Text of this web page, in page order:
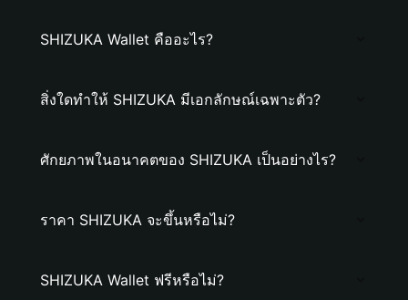
SHIZUKA Wallet คืออะไร?
สิ่งใดทำให้ SHIZUKA มีเอกลักษณ์เฉพาะตัว?
ศักยภาพในอนาคตของ SHIZUKA เป็นอย่างไร?
ราคา SHIZUKA จะขึ้นหรือไม่?
SHIZUKA Wallet ฟรีหรือไม่?